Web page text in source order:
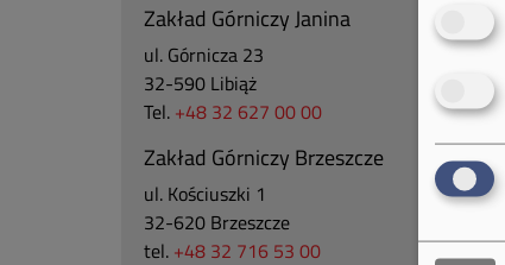
Zakład Górniczy Janina
ul. Górnicza 23
32-590 Libiąż
Tel. +48 32 627 00 00
Zakład Górniczy Brzeszcze
ul. Kościuszki 1
32-620 Brzeszcze
tel. +48 32 716 53 00